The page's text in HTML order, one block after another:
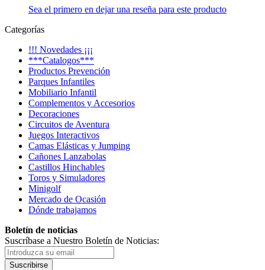
Sea el primero en dejar una reseña para este producto
Categorías
!!! Novedades ¡¡¡
***Catalogos***
Productos Prevención
Parques Infantiles
Mobiliario Infantil
Complementos y Accesorios
Decoraciones
Circuitos de Aventura
Juegos Interactivos
Camas Elásticas y Jumping
Cañones Lanzabolas
Castillos Hinchables
Toros y Simuladores
Minigolf
Mercado de Ocasión
Dónde trabajamos
Boletín de noticias
Suscríbase a Nuestro Boletín de Noticias:
Suscribirse